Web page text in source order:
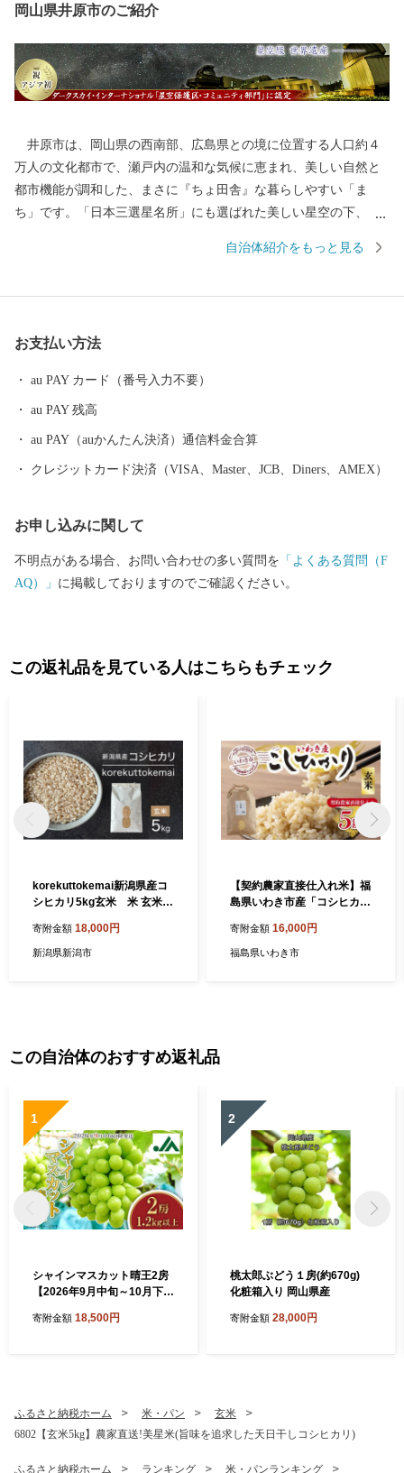
岡山県井原市のご紹介
井原市は、岡山県の西南部、広島県との境に位置する人口約４
万人の文化都市で、瀬戸内の温和な気候に恵まれ、美しい自然と
都市機能が調和した、まさに『ちょ田舎』な暮らしやすい「ま
ち」です。「日本三選星名所」にも選ばれた美しい星空の下、
井原市では、日本三選星名所に認定されている「美星町」の星
地として誇る「ぶどう」や明治地区の赤土畑だけで育まれる冬の
維産業が盛んで、その代表的なものとして、『井原デニム』は世
界の高級ブランドに数多く採用されるほどのクオリティの高さを
誇っており、「日本のデニムの聖地」と呼ばれています。
自治体紹介をもっと見る
お支払い方法
au PAY カード（番号入力不要）
au PAY 残高
au PAY（auかんたん決済）通信料金合算
クレジットカード決済（VISA、Master、JCB、Diners、AMEX）
お申し込みに関して
不明点がある場合、お問い合わせの多い質問を 「よくある質問（F
AQ）」 に掲載しておりますのでご確認ください。
この返礼品を見ている人はこちらもチェック
korekuttokemai新潟県産コ
シヒカリ5kg玄米 米 玄米
寄附金額 18,000円
新潟県新潟市
【契約農家直接仕入れ米】福
島県いわき市産「コシヒカ
方ガイド付き）
寄附金額 16,000円
福島県いわき市
この自治体のおすすめ返礼品
1
シャインマスカット晴王2房
【2026年9月中旬～10月下旬
寄附金額 18,500円
2
桃太郎ぶどう１房(約670g)
化粧箱入り 岡山県産
寄附金額 28,000円
ふるさと納税ホーム 米・パン
玄米
6802【玄米5kg】農家直送!美星米(旨味を追求した天日干しコシヒカリ)
ふるさと納税ホーム ランキング 米・パンランキング